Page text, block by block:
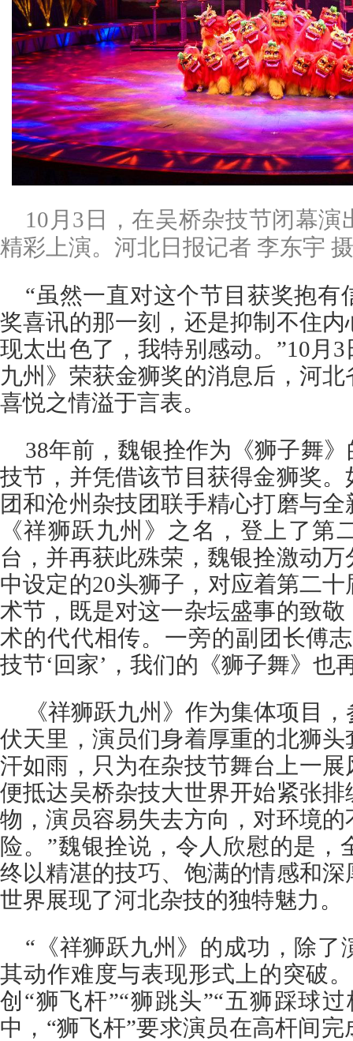
10月3日，在吴桥杂技节闭幕
精彩上演。河北日报记者 李东宇 摄
“虽然一直对这个节目获奖抱有
奖喜讯的那一刻，还是抑制不住
现太出色了，我特别感动。”10月
九州》荣获金狮奖的消息后，河
喜悦之情溢于言表。
38年前，魏银拴作为《狮子舞
技节，并凭借该节目获得金狮奖
团和沧州杂技团联手精心打磨与
《祥狮跃九州》之名，登上了第
台，并再获此殊荣，魏银拴激动
中设定的20头狮子，对应着第二
术节，既是对这一杂坛盛事的致
术的代代相传。一旁的副团长傅
技节‘回家’，我们的《狮子舞》也
《祥狮跃九州》作为集体项目
伏天里，演员们身着厚重的北狮
汗如雨，只为在杂技节舞台上一展
便抵达吴桥杂技大世界开始紧张
物，演员容易失去方向，对环境
险。”魏银拴说，令人欣慰的是，
终以精湛的技巧、饱满的情感和
世界展现了河北杂技的独特魅力。
“《祥狮跃九州》的成功，除了
其动作难度与表现形式上的突破
创“狮飞杆”“狮跳头”“五狮踩球
中，“狮飞杆”要求演员在高杆间